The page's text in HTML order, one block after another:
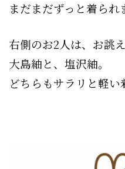
まだまだずっと着られ
右側のお2人は、お誂
大島紬と、塩沢紬。
どちらもサラリと軽い